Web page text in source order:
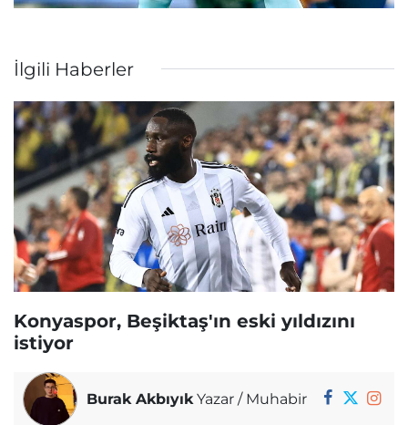
İlgili Haberler
Konyaspor, Beşiktaş'ın eski yıldızını
istiyor
Burak Akbıyık Yazar / Muhabir